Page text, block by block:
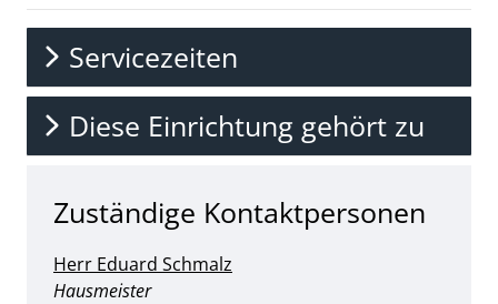
Servicezeiten
Diese Einrichtung gehört zu
Zuständige Kontaktpersonen
Herr Eduard Schmalz
Position:
Hausmeister